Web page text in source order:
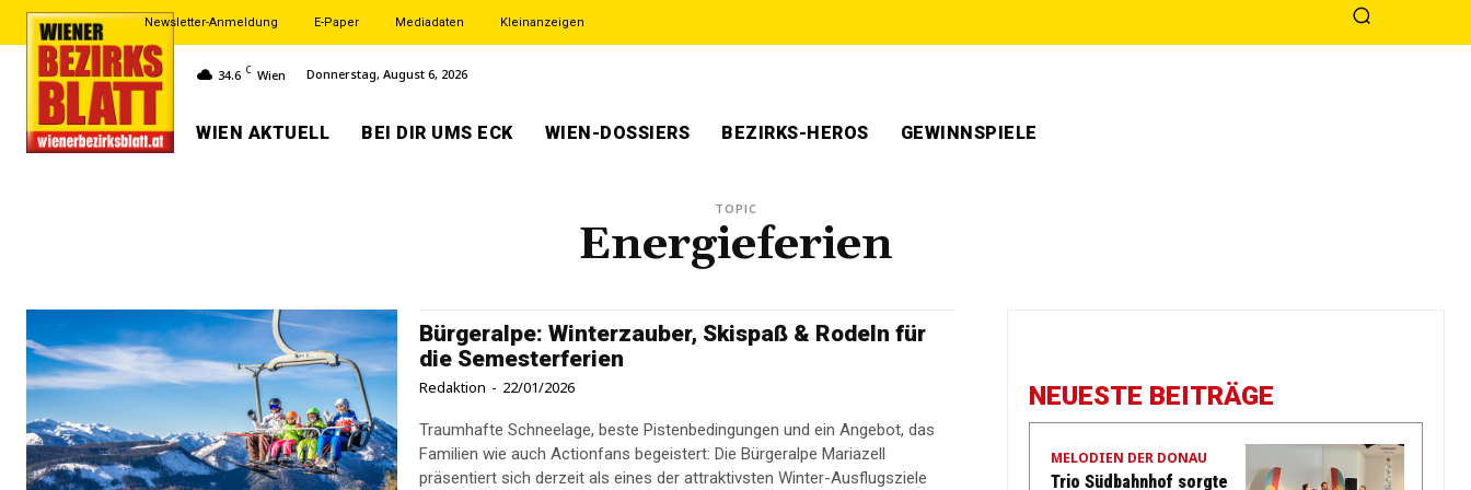
Newsletter-Anmeldung E-Paper Mediadaten Kleinanzeigen
34.6 C Wien Donnerstag, August 6, 2026
WIEN AKTUELL BEI DIR UMS ECK WIEN-DOSSIERS BEZIRKS-HEROS GEWINNSPIELE
TOPIC
Energieferien
Bürgeralpe: Winterzauber, Skispaß & Rodeln für
die Semesterferien
Redaktion - 22/01/2026
Traumhafte Schneelage, beste Pistenbedingungen und ein Angebot, das
Familien wie auch Actionfans begeistert: Die Bürgeralpe Mariazell
präsentiert sich derzeit als eines der attraktivsten Winter-Ausflugsziele
NEUESTE BEITRÄGE
MELODIEN DER DONAU
Trio Südbahnhof sorgte